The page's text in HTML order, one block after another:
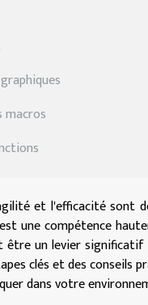
macros
et l'efficacité sont
une compétence
être un levier
clés et des
dans votre